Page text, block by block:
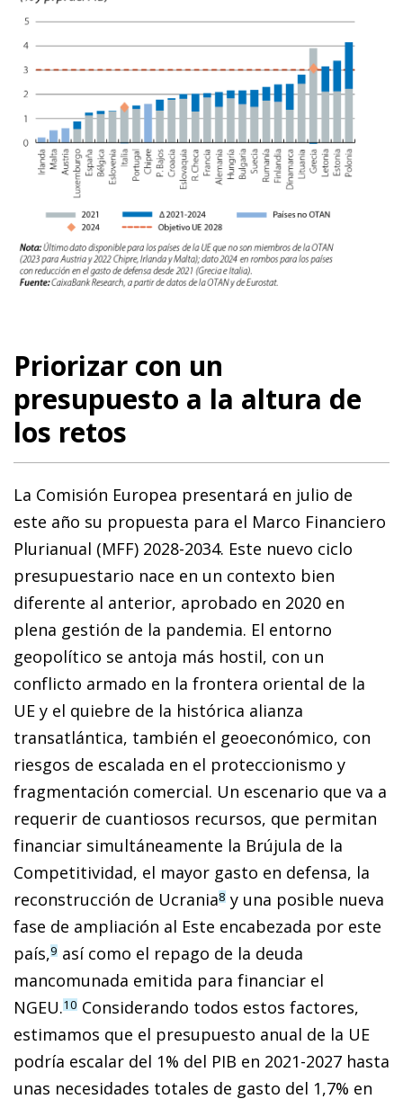
Priorizar con un
presupuesto a la altura de
los retos
La Comisión Europea presentará en julio de
este año su propuesta para el Marco Financiero
Plurianual (MFF) 2028-2034. Este nuevo ciclo
presupuestario nace en un contexto bien
diferente al anterior, aprobado en 2020 en
plena gestión de la pandemia. El entorno
geopolítico se antoja más hostil, con un
conflicto armado en la frontera oriental de la
UE y el quiebre de la histórica alianza
transatlántica, también el geoeconómico, con
riesgos de escalada en el proteccionismo y
fragmentación comercial. Un escenario que va a
requerir de cuantiosos recursos, que permitan
financiar simultáneamente la Brújula de la
Competitividad, el mayor gasto en defensa, la
reconstrucción de Ucrania8 y una posible nueva
fase de ampliación al Este encabezada por este
país,9 así como el repago de la deuda
mancomunada emitida para financiar el
NGEU.10 Considerando todos estos factores,
estimamos que el presupuesto anual de la UE
podría escalar del 1% del PIB en 2021-2027 hasta
unas necesidades totales de gasto del 1,7% en